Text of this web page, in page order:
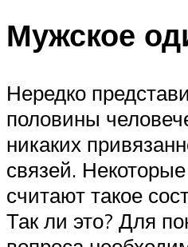
Мужское
Нередко
половины
никаких
связей.
считают такое
Так ли это? Для